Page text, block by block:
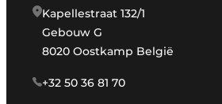
Kapellestraat 132/1
Gebouw G
8020 Oostkamp België
+32 50 36 81 70